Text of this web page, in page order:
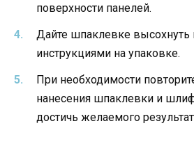
поверхности панелей.
Дайте шпаклевке высохнуть
инструкциями на упаковке.
При необходимости
нанесения шпаклевки и
достичь желаемого